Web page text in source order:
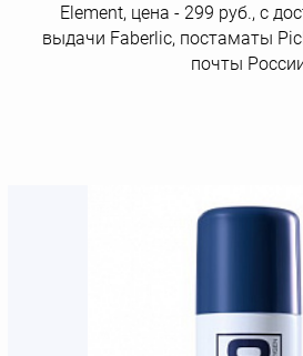
Element, цена - 299 руб., с
выдачи Faberlic, постаматы
почты